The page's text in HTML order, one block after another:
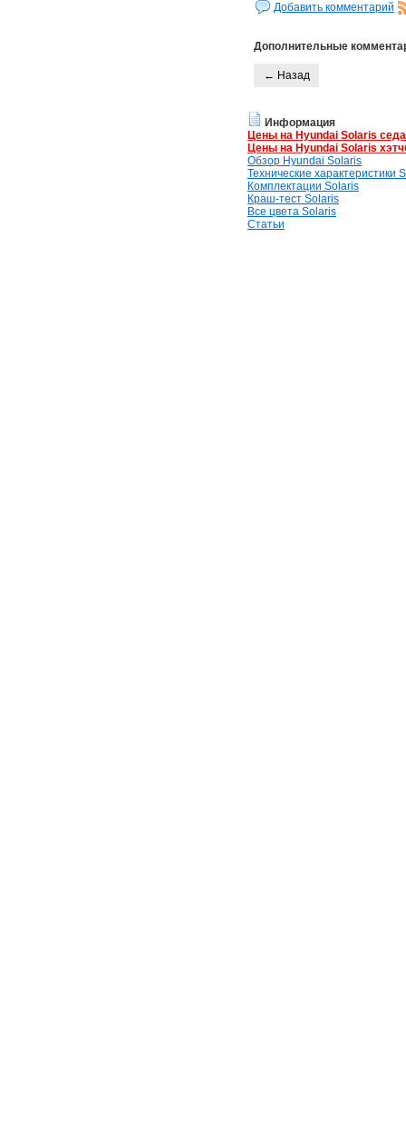
Добавить комментарий
Дополнительные
← Назад
Информация
Цены на Hyundai Solaris
Цены на Hyundai Solaris
Обзор Hyundai Solaris
Технические характеристики
Комплектации Solaris
Краш-тест Solaris
Все цвета Solaris
Статьи